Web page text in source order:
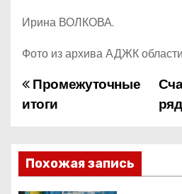
Ирина ВОЛКОВА.
Фото из архива АДЖК
Н
в
и
Промежуточные
итоги
Похожая запись